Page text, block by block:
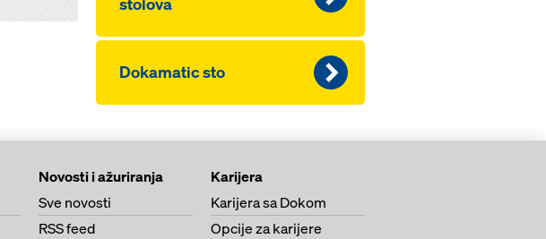
Dokamatic sto
Novosti i ažuriranja
Sve novosti
RSS feed
Karijera
Karijera sa Dokom
Opcije za karijere